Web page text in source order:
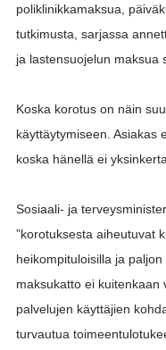
poliklinikkamaksua,
tutkimusta, sarjassa
ja lastensuojelun maksua
Koska korotus on näin
käyttäytymiseen. Asiakas
koska hänellä ei
Sosiaali- ja
”korotuksesta aiheutuvat
heikompituloisilla ja
maksukatto ei kuitenkaan
palvelujen käyttäjien
turvautua